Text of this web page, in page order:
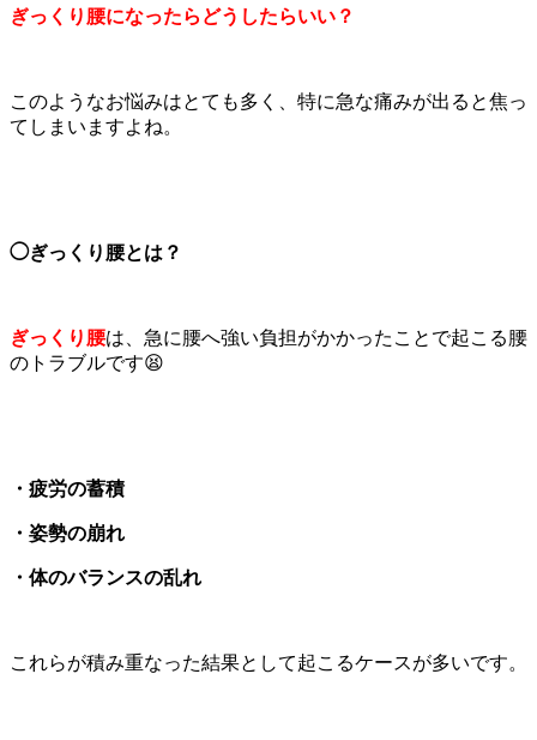
ぎっくり腰になったらどうしたらいい？
このようなお悩みはとても多く、特に急な痛みが出ると焦っ
てしまいますよね。
◯ぎっくり腰とは？
ぎっくり腰は、急に腰へ強い負担がかかったことで起こる腰
のトラブルです😫
・疲労の蓄積
・姿勢の崩れ
・体のバランスの乱れ
これらが積み重なった結果として起こるケースが多いです。